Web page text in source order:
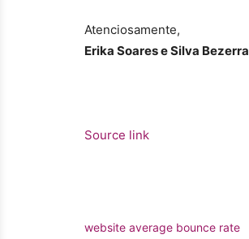
Atenciosamente,
Erika Soares e Silva Bezerra
Source link
website average bounce rate